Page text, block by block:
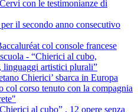
con le testimonianze di
il secondo anno consecutivo
col console francese
- “Chierici al cubo,
linguaggi artistici plurali”
Chierici’ sbarca in Europa
col corso tenuto con la compagnia
al cubo” , 12 opere senza